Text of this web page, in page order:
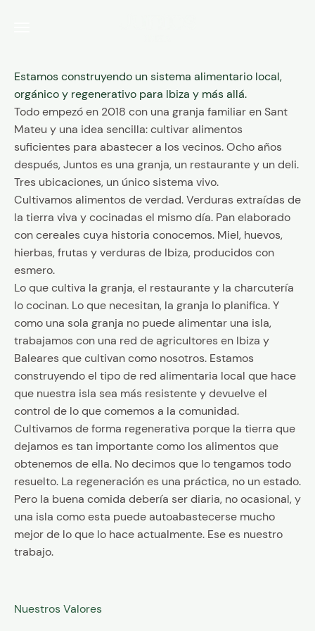
Estamos construyendo un sistema alimentario local,
orgánico y regenerativo para Ibiza y más allá.
Todo empezó en 2018 con una granja familiar en Sant
Mateu y una idea sencilla: cultivar alimentos
suficientes para abastecer a los vecinos. Ocho años
después, Juntos es una granja, un restaurante y un deli.
Tres ubicaciones, un único sistema vivo.
Cultivamos alimentos de verdad. Verduras extraídas de
la tierra viva y cocinadas el mismo día. Pan elaborado
con cereales cuya historia conocemos. Miel, huevos,
hierbas, frutas y verduras de Ibiza, producidos con
esmero.
Lo que cultiva la granja, el restaurante y la charcutería
lo cocinan. Lo que necesitan, la granja lo planifica. Y
como una sola granja no puede alimentar una isla,
trabajamos con una red de agricultores en Ibiza y
Baleares que cultivan como nosotros. Estamos
construyendo el tipo de red alimentaria local que hace
que nuestra isla sea más resistente y devuelve el
control de lo que comemos a la comunidad.
Cultivamos de forma regenerativa porque la tierra que
dejamos es tan importante como los alimentos que
obtenemos de ella. No decimos que lo tengamos todo
resuelto. La regeneración es una práctica, no un estado.
Pero la buena comida debería ser diaria, no ocasional, y
una isla como esta puede autoabastecerse mucho
mejor de lo que lo hace actualmente. Ese es nuestro
trabajo.